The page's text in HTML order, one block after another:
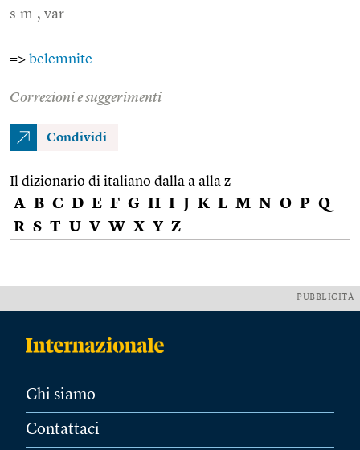
s.m., var.
=> belemnite
Correzioni e suggerimenti
Condividi
Il dizionario di italiano dalla a alla z
A B C D E F G H I J K L M N O P Q
R S T U V W X Y Z
PUBBLICITÀ
Chi siamo
Contattaci